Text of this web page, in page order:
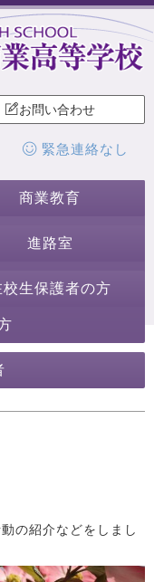
お問い合わせ
緊急連絡なし
商業教育
進路室
校生保護者の方
の紹介などをしまし